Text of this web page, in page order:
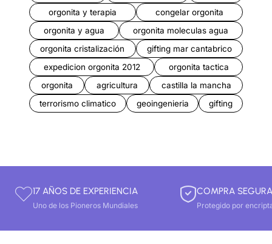
orgonita y terapia
congelar orgonita
orgonita y agua
orgonita moleculas agua
orgonita cristalización
gifting mar cantabrico
expedicion orgonita 2012
orgonita tactica
orgonita
agricultura
castilla la mancha
terrorismo climatico
geoingenieria gifting
17 AÑOS DE EXPERIENCIA
Uno de los Pioneros Mundiales
COMPRA SEGURA
Protegido por